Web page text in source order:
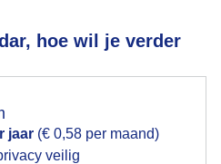
hoe wil je verder
jaar (€ 0,58 per maand)
veilig
zon en lichte sluier/wolkjes
gebruiken voor het